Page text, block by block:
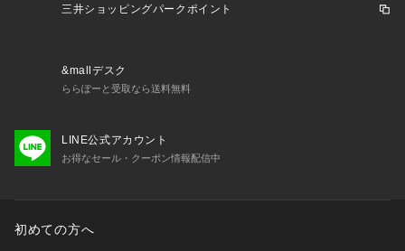
三井ショッピングパークポイント
&mallデスク
ららぽーと受取なら送料無料
LINE公式アカウント
お得なセール・クーポン情報配信中
初めての方へ